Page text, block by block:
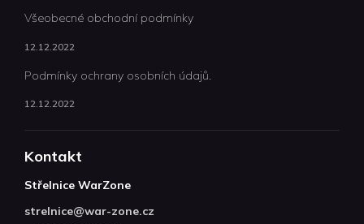
Všeobecné obchodní podmínky
12.12.2022
Podmínky ochrany osobních údajů.
12.12.2022
Kontakt
Střelnice WarZone
strelnice@war-zone.cz